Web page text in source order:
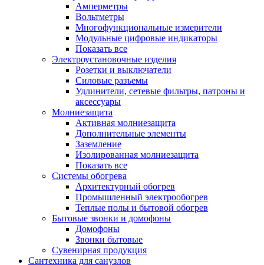
Амперметры
Вольтметры
Многофункциональные измерители
Модульные цифровые индикаторы
Показать все
Электроустановочные изделия
Розетки и выключатели
Силовые разъемы
Удлинители, сетевые фильтры, патроны и
аксессуары
Молниезащита
Активная молниезащита
Дополнительные элементы
Заземление
Изолированная молниезащита
Показать все
Системы обогрева
Архитектурный обогрев
Промышленный электрообогрев
Теплые полы и бытовой обогрев
Бытовые звонки и домофоны
Домофоны
Звонки бытовые
Сувенирная продукция
Сантехника для санузлов